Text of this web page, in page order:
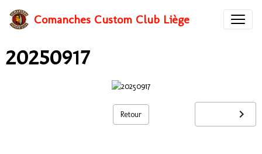
Comanches Custom Club Liège
20250917
Retour